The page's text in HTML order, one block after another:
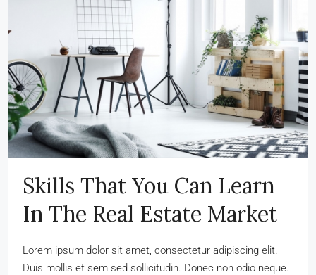
Skills That You Can Learn
In The Real Estate Market
Lorem ipsum dolor sit amet, consectetur adipiscing elit.
Duis mollis et sem sed sollicitudin. Donec non odio neque.